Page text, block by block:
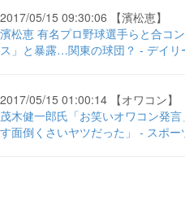
2017/05/15 09:30:06 【濱松恵】
濱松恵 有名プロ野球選手らと合コ
ス」と暴露…関東の球団？ - デイリ
2017/05/15 01:00:14 【オワコン】
茂木健一郎氏「お笑いオワコン発
す面倒くさいヤツだった」 - スポー